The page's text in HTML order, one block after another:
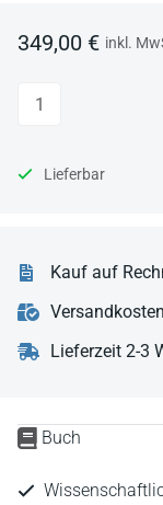
Buch
349,00 € inkl.
Anzahl
Lieferbar
Kauf auf
Lieferzeit 2-3